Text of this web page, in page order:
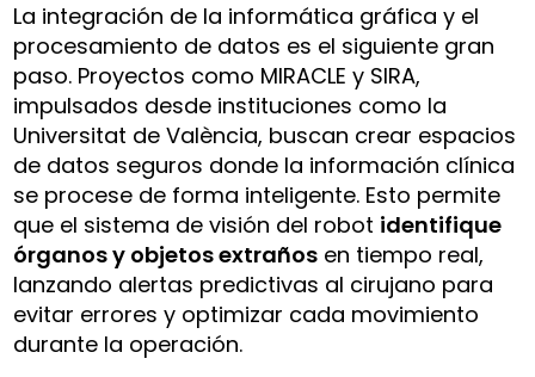
La integración de la informática gráfica y el
procesamiento de datos es el siguiente gran
paso. Proyectos como MIRACLE y SIRA,
impulsados desde instituciones como la
Universitat de València, buscan crear espacios
de datos seguros donde la información clínica
se procese de forma inteligente. Esto permite
que el sistema de visión del robot identifique
órganos y objetos extraños en tiempo real,
lanzando alertas predictivas al cirujano para
evitar errores y optimizar cada movimiento
durante la operación.